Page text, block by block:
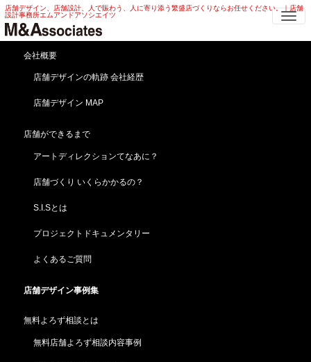
店舗デザイン、店舗設計、人で賑わう、人に寄り添う繁盛店づくりならお任せください。｜店舗
設計事務所エムアンドアソシエイツ
会社概要
店舗デザインの軌跡 会社経歴
店舗デザイン MAP
店舗ができるまで
アートディレクションてなあに？
店舗づくり いくらかかるの？
S.I.Sとは
プロジェクトドキュメンタリー
よくあるご質問
店舗デザイン事例集
無料よろず相談とは
無料店舗よろず相談内容事例
酒屋新築 店舗デザイン | 道路拡幅
・移転 酒屋新築 店舗デザイン
HOME 店舗デザイン事例集
デザイン 道路拡幅・移転
【こぐれ酒店】埼玉／所沢 (道路拡幅移転新築)「店舗
よろず相談依頼実例」
メッチャお洒落な店舗外観ガーデニング！！！